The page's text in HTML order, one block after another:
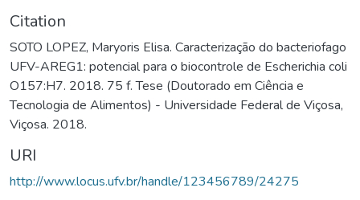
Citation
SOTO LOPEZ, Maryoris Elisa. Caracterização do bacteriofago
UFV-AREG1: potencial para o biocontrole de Escherichia coli
O157:H7. 2018. 75 f. Tese (Doutorado em Ciência e
Tecnologia de Alimentos) - Universidade Federal de Viçosa,
Viçosa. 2018.
URI
http://www.locus.ufv.br/handle/123456789/24275